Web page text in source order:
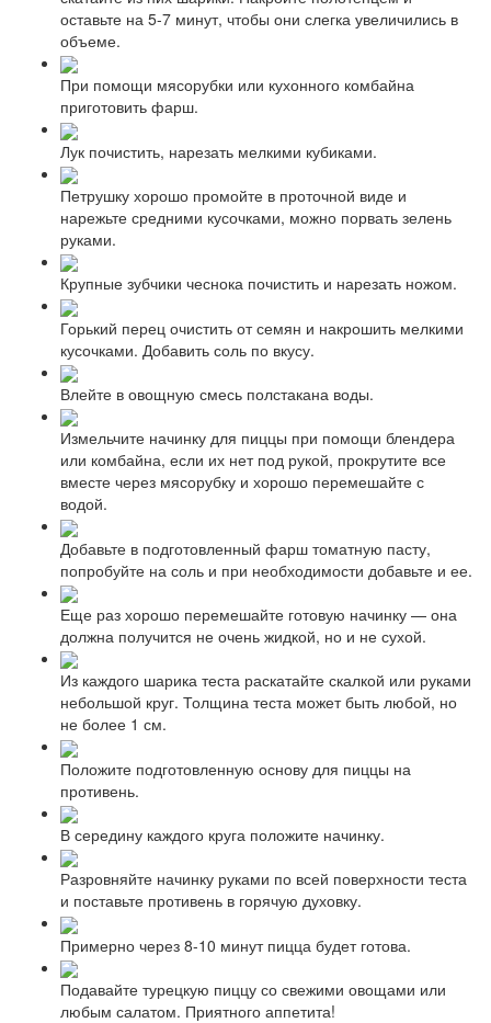
оставьте на 5-7 минут, чтобы они слегка увеличились в
объеме.
При помощи мясорубки или кухонного комбайна
приготовить фарш.
Лук почистить, нарезать мелкими кубиками.
Петрушку хорошо промойте в проточной виде и
нарежьте средними кусочками, можно порвать зелень
руками.
Крупные зубчики чеснока почистить и нарезать ножом.
Горький перец очистить от семян и накрошить мелкими
кусочками. Добавить соль по вкусу.
Влейте в овощную смесь полстакана воды.
Измельчите начинку для пиццы при помощи блендера
или комбайна, если их нет под рукой, прокрутите все
вместе через мясорубку и хорошо перемешайте с
водой.
Добавьте в подготовленный фарш томатную пасту,
попробуйте на соль и при необходимости добавьте и ее.
Еще раз хорошо перемешайте готовую начинку — она
должна получится не очень жидкой, но и не сухой.
Из каждого шарика теста раскатайте скалкой или руками
небольшой круг. Толщина теста может быть любой, но
не более 1 см.
Положите подготовленную основу для пиццы на
противень.
В середину каждого круга положите начинку.
Разровняйте начинку руками по всей поверхности теста
и поставьте противень в горячую духовку.
Примерно через 8-10 минут пицца будет готова.
Подавайте турецкую пиццу со свежими овощами или
любым салатом. Приятного аппетита!